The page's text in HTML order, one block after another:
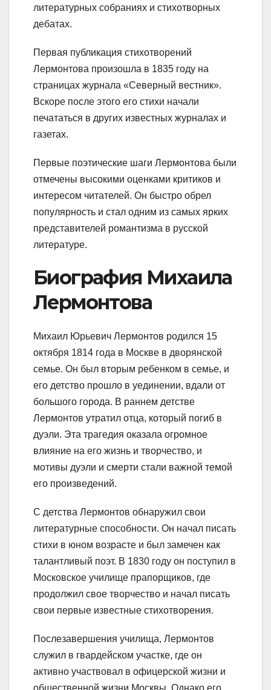
литературных собраниях и стихотворных
дебатах.
Первая публикация стихотворений
Лермонтова произошла в 1835 году на
страницах журнала «Северный вестник».
Вскоре после этого его стихи начали
печататься в других известных журналах и
газетах.
Первые поэтические шаги Лермонтова были
отмечены высокими оценками критиков и
интересом читателей. Он быстро обрел
популярность и стал одним из самых ярких
представителей романтизма в русской
литературе.
Биография Михаила
Лермонтова
Михаил Юрьевич Лермонтов родился 15
октября 1814 года в Москве в дворянской
семье. Он был вторым ребенком в семье, и
его детство прошло в уединении, вдали от
большого города. В раннем детстве
Лермонтов утратил отца, который погиб в
дуэли. Эта трагедия оказала огромное
влияние на его жизнь и творчество, и
мотивы дуэли и смерти стали важной темой
его произведений.
С детства Лермонтов обнаружил свои
литературные способности. Он начал писать
стихи в юном возрасте и был замечен как
талантливый поэт. В 1830 году он поступил в
Московское училище прапорщиков, где
продолжил свое творчество и начал писать
свои первые известные стихотворения.
Послезавершения училища, Лермонтов
служил в гвардейском участке, где он
активно участвовал в офицерской жизни и